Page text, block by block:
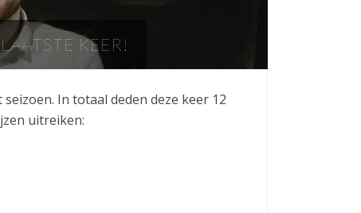
KEER!
In totaal deden deze keer 12
uitreiken: